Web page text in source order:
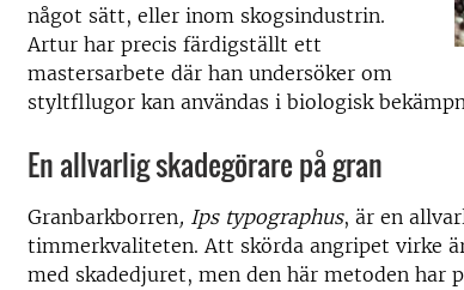
något sätt, eller inom skogsindustrin.
Artur har precis färdigställt ett
mastersarbete där han undersöker om
styltfllugor kan användas i biologisk
En allvarlig skadegörare på gran
Granbarkborren, Ips typographus, är en
timmerkvaliteten. Att skörda angripet virke
med skadedjuret, men den här metoden har